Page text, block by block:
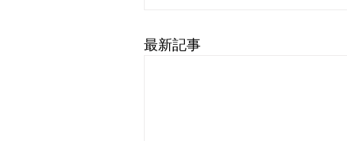
最新記事